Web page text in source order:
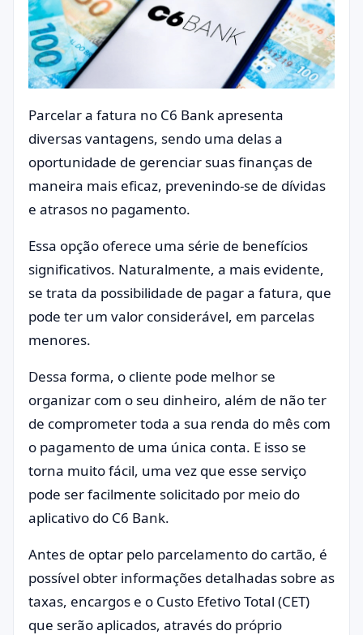
Parcelar a fatura no C6 Bank apresenta
diversas vantagens, sendo uma delas a
oportunidade de gerenciar suas finanças de
maneira mais eficaz, prevenindo-se de dívidas
e atrasos no pagamento.
Essa opção oferece uma série de benefícios
significativos. Naturalmente, a mais evidente,
se trata da possibilidade de pagar a fatura, que
pode ter um valor considerável, em parcelas
menores.
Dessa forma, o cliente pode melhor se
organizar com o seu dinheiro, além de não ter
de comprometer toda a sua renda do mês com
o pagamento de uma única conta. E isso se
torna muito fácil, uma vez que esse serviço
pode ser facilmente solicitado por meio do
aplicativo do C6 Bank.
Antes de optar pelo parcelamento do cartão, é
possível obter informações detalhadas sobre as
taxas, encargos e o Custo Efetivo Total (CET)
que serão aplicados, através do próprio